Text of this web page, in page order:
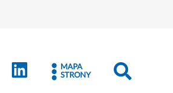
- YouTube
- Instagram
Kraków - LinkedIn
MAPA
STRONY